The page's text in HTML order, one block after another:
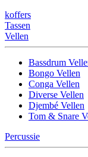
koffers
Tassen
Vellen
Bassdrum
Bongo Vellen
Conga Vellen
Diverse Vellen
Djembé Vellen
Tom & Snare
Percussie